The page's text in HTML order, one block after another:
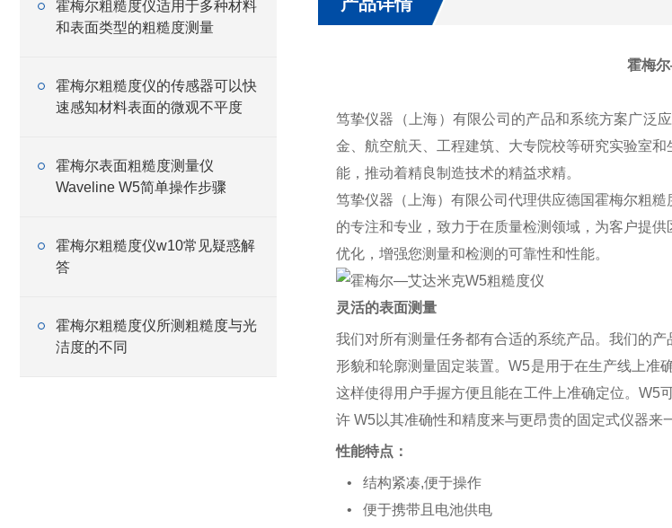
霍梅尔粗糙度仪适用于多种材料
和表面类型的粗糙度测量
霍梅尔粗糙度仪的传感器可以快
速感知材料表面的微观不平度
霍梅尔表面粗糙度测量仪
Waveline W5简单操作步骤
霍梅尔粗糙度仪w10常见疑惑解
答
霍梅尔粗糙度仪所测粗糙度与光
洁度的不同
霍梅
笃挚仪器（上海）有限公司的产品和系统方案广泛
金、航空航天、工程建筑、大专院校等研究实验室
能，推动着精良制造技术的精益求精。
笃挚仪器（上海）有限公司代理供应德国霍梅尔粗糙
的专注和专业，致力于在质量检测领域，为客户提
优化，增强您测量和检测的可靠性和性能。
灵活的表面测量
我们对所有测量任务都有合适的系统产品。我们的
形貌和轮廓测量固定装置。W5是用于在生产线上准
这样使得用户手握方便且能在工件上准确定位。W5
许 W5以其准确性和精度来与更昂贵的固定式仪器来
性能特点：
• 结构紧凑,便于操作
• 便于携带且电池供电